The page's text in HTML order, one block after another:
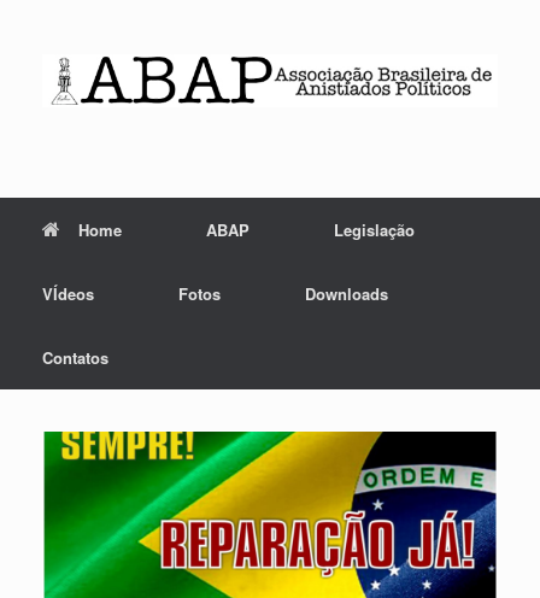
Home ABAP Legislação
VÍdeos Fotos Downloads
Contatos